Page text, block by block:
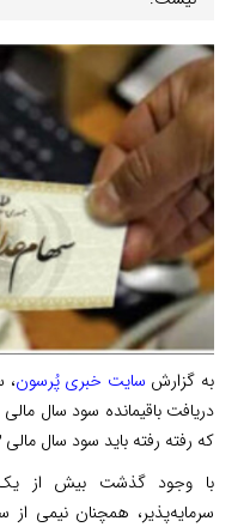
به گزارش سایت خبری پُرسون،
که رفته رفته باید سود سال مالی ۱۴۰۳ را دریافت کنند.
با وجود گذشت بیش از
سرمایه‌پذیر، همچنان نیمی